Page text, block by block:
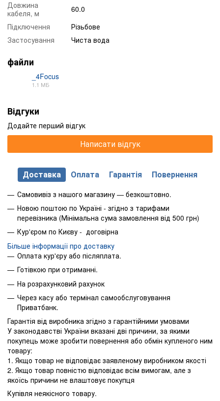
Довжина
кабеля, м
60.0
Підключення
Різьбове
Застосування
Чиста вода
файли
_4Focus
1.1 МБ
Відгуки
Додайте перший відгук
Написати відгук
Доставка Оплата Гарантія Повернення
Самовивіз з нашого магазину — безкоштовно.
Новою поштою по Україні - згідно з тарифами
перевізника (Мінімальна сума замовлення від 500 грн)
Кур'єром по Києву - договірна
Більше інформації про доставку
Оплата кур'єру або післяплата.
Готівкою при отриманні.
На розрахунковий рахунок
Через касу або термінал самообслуговування
Приватбанк.
Гарантія від виробника згідно з гарантійними умовами
У законодавстві України вказані дві причини, за якими
покупець може зробити повернення або обмін купленого ним
товару:
1. Якщо товар не відповідає заявленому виробником якості
2. Якщо товар повністю відповідає всім вимогам, але з
якоїсь причини не влаштовує покупця
Купівля неякісного товару.